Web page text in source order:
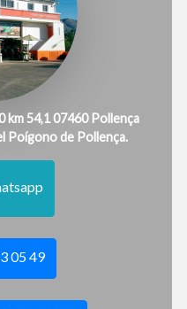
km 54,1 07460 Pollença
Poígono de Pollença.
05 49